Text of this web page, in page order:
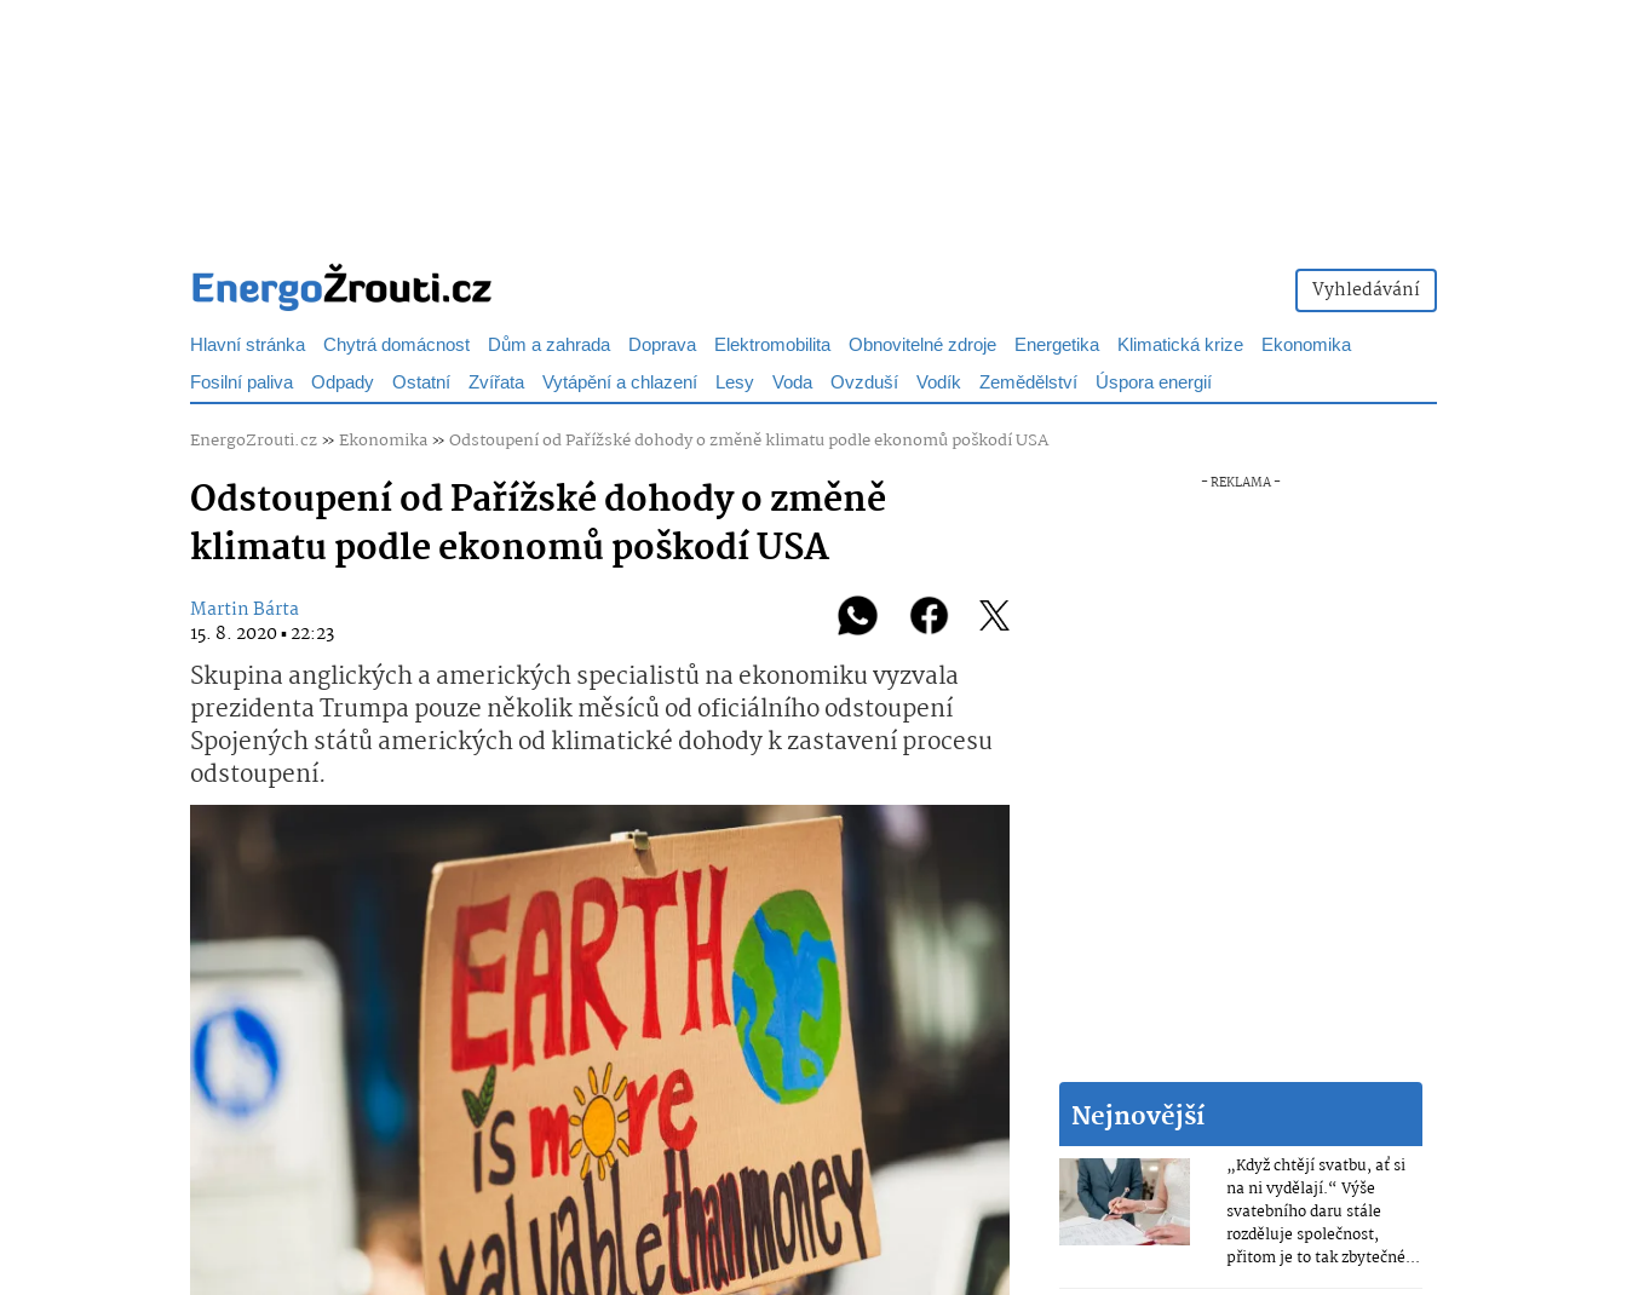
Vyhledávání
Hlavní stránka Chytrá domácnost Dům a zahrada Doprava Elektromobilita Obnovitelné zdroje Energetika Klimatická krize
Ekonomika
Fosilní paliva Odpady Ostatní Zvířata Vytápění a chlazení Lesy Voda Ovzduší Vodík Zemědělství Úspora energií
EnergoZrouti.cz»Ekonomika»Odstoupení od Pařížské dohody o změně klimatu podle ekonomů poškodí USA
Odstoupení od Pařížské dohody o změně
klimatu podle ekonomů poškodí USA
Martin Bárta
15. 8. 2020 ▪ 22:23
Skupina anglických a amerických specialistů na ekonomiku vyzvala
prezidenta Trumpa pouze několik měsíců od oficiálního odstoupení
Spojených států amerických od klimatické dohody k zastavení procesu
odstoupení.
Nejnovější
„Když chtějí svatbu, ať si
na ni vydělají.“ Výše
svatebního daru stále
rozděluje společnost,
přitom je to tak zbytečné...